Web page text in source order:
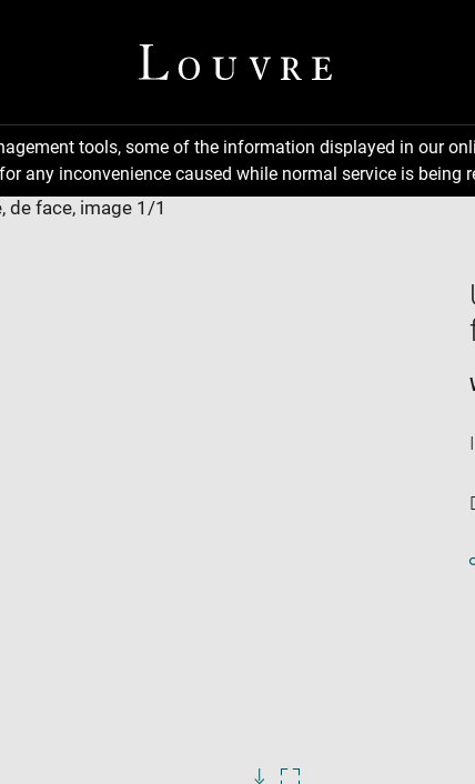
tools, some of the information displayed in our
any inconvenience caused while normal service is being